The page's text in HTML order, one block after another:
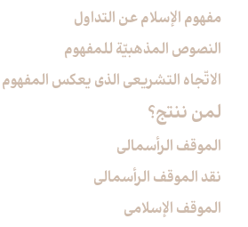
مفهوم الإسلام عن التداول
النصوص المذهبيّة للمفهوم
الاتّجاه التشريعي الذي يعكس المفهوم
لمن ننتج؟
الموقف الرأسمالي
نقد الموقف الرأسمالي
الموقف الإسلامي